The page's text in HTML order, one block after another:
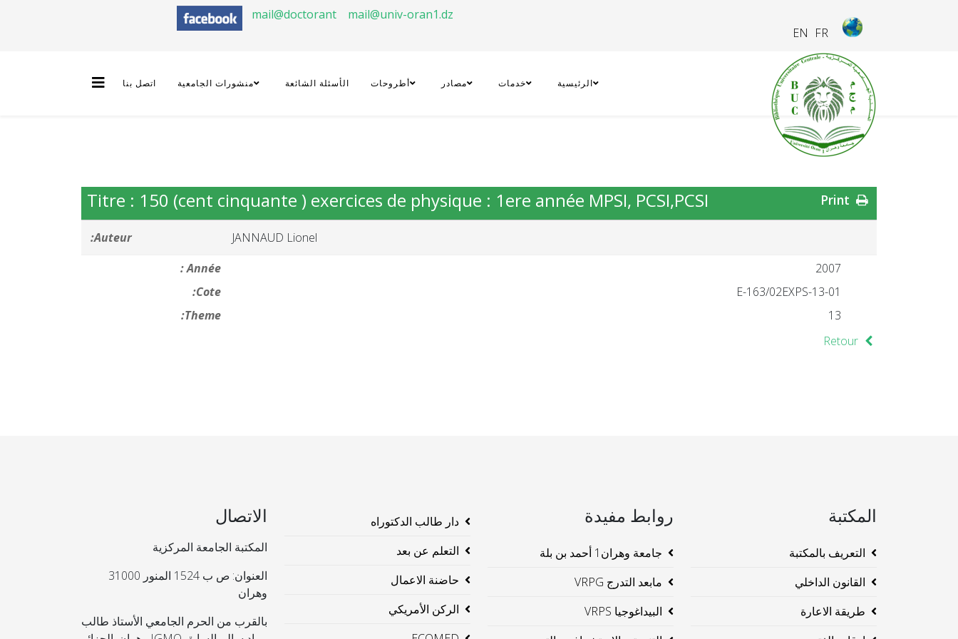
FR
EN
mail@doctorant mail@univ-oran1.dz
الرئيسية خدمات مصادر أطروحات الأسئلة الشائعة منشورات الجامعية اتصل بنا
Titre : 150 (cent cinquante ) exercices de physique : 1ere année MPSI, PCSI,PCSI
Auteur:
JANNAUD Lionel
Année :
2007
Cote:
13-01-E-163/02EXPS
Theme:
13
Retour
المكتبة
التعريف بالمكتبة
القانون الداخلي
طريقة الاعارة
روابط مفيدة
جامعة وهران1 أحمد بن بلة
مابعد التدرج VRPG
البيداغوجيا VRPS
دار طالب الدكتوراه
التعلم عن بعد
حاضنة الاعمال
الركن الأمريكي
الاتصال
المكتبة الجامعة المركزية
العنوان: ص ب 1524 المنور 31000
وهران
بالقرب من الحرم الجامعي الأستاذ طالب